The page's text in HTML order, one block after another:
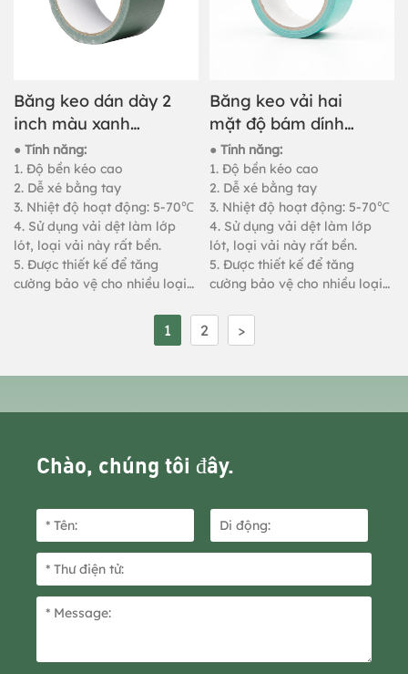
Băng keo dán dày 2
inch màu xanh
đậm, thích hợp sử
dụng ngoài trời.
● Tính năng:
1. Độ bền kéo cao
2. Dễ xé bằng tay
3. Nhiệt độ hoạt động: 5-70℃
4. Sử dụng vải dệt làm lớp
lót, loại vải này rất bền.
5. Được thiết kế để tăng
cường bảo vệ cho nhiều loại
để đóng gói chịu tải nặng, nối
Băng keo vải hai
mặt độ bám dính
cao dùng để cố
định trần nhà.
● Tính năng:
1. Độ bền kéo cao
2. Dễ xé bằng tay
3. Nhiệt độ hoạt động: 5-70℃
4. Sử dụng vải dệt làm lớp
lót, loại vải này rất bền.
5. Được thiết kế để tăng
cường bảo vệ cho nhiều loại
để đóng gói chịu tải nặng, nối
và cố định thảm.
1 2 >
Chào, chúng tôi đây.